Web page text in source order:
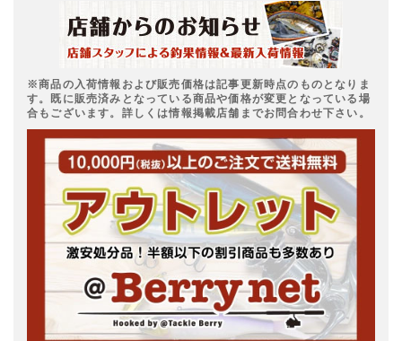
※商品の入荷情報および販売価格は記事更新時点のものとなりま
す。既に販売済みとなっている商品や価格が変更となっている場
合もございます。詳しくは情報掲載店舗までお問合わせ下さい。